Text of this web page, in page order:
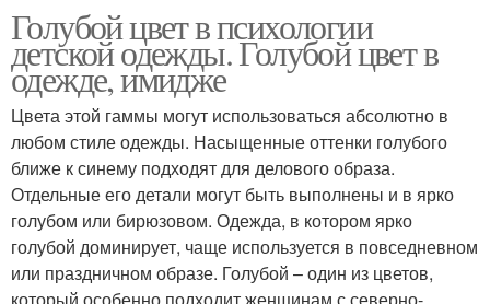
Голубой цвет в психологии
детской одежды. Голубой цвет в
одежде, имидже
Цвета этой гаммы могут использоваться абсолютно в
любом стиле одежды. Насыщенные оттенки голубого
ближе к синему подходят для делового образа.
Отдельные его детали могут быть выполнены и в ярко
голубом или бирюзовом. Одежда, в котором ярко
голубой доминирует, чаще используется в повседневном
или праздничном образе. Голубой – один из цветов,
который особенно подходит женщинам с северно-